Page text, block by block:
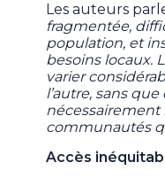
Les auteurs
fragmentée,
population, et
besoins locaux.
varier
l’autre, sans
nécessairement
communautés
Accès